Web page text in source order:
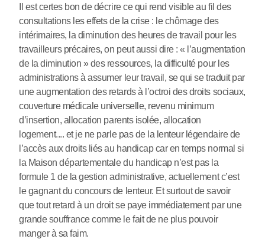
Il est certes bon de décrire ce qui rend visible au fil des
consultations les effets de la crise : le chômage des
intérimaires, la diminution des heures de travail pour les
travailleurs précaires, on peut aussi dire : « l’augmentation
de la diminution » des ressources, la difficulté pour les
administrations à assumer leur travail, se qui se traduit par
une augmentation des retards à l’octroi des droits sociaux,
couverture médicale universelle, revenu minimum
d’insertion, allocation parents isolée, allocation
logement.... et je ne parle pas de la lenteur légendaire de
l’accès aux droits liés au handicap car en temps normal si
la Maison départementale du handicap n’est pas la
formule 1 de la gestion administrative, actuellement c’est
le gagnant du concours de lenteur. Et surtout de savoir
que tout retard à un droit se paye immédiatement par une
grande souffrance comme le fait de ne plus pouvoir
manger à sa faim.